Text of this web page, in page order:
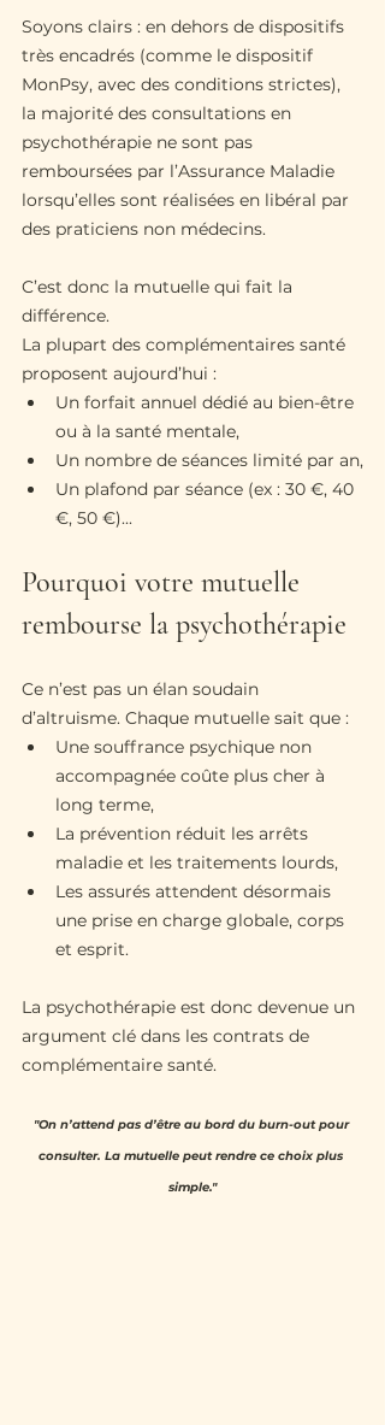
Soyons clairs : en dehors de dispositifs
très encadrés (comme le dispositif
MonPsy, avec des conditions strictes),
la majorité des consultations en
psychothérapie ne sont pas
remboursées par l’Assurance Maladie
lorsqu’elles sont réalisées en libéral par
des praticiens non médecins.
C’est donc la mutuelle qui fait la
différence.
La plupart des complémentaires santé
proposent aujourd’hui :
Un forfait annuel dédié au bien-être
ou à la santé mentale,
Un nombre de séances limité par an,
Un plafond par séance (ex : 30 €, 40
€, 50 €)...
Pourquoi votre mutuelle
rembourse la psychothérapie
Ce n’est pas un élan soudain
d’altruisme. Chaque mutuelle sait que :
Une souffrance psychique non
accompagnée coûte plus cher à
long terme,
La prévention réduit les arrêts
maladie et les traitements lourds,
Les assurés attendent désormais
une prise en charge globale, corps
et esprit.
La psychothérapie est donc devenue un
argument clé dans les contrats de
complémentaire santé.
"On n’attend pas d’être au bord du burn-out pour
consulter. La mutuelle peut rendre ce choix plus
simple."